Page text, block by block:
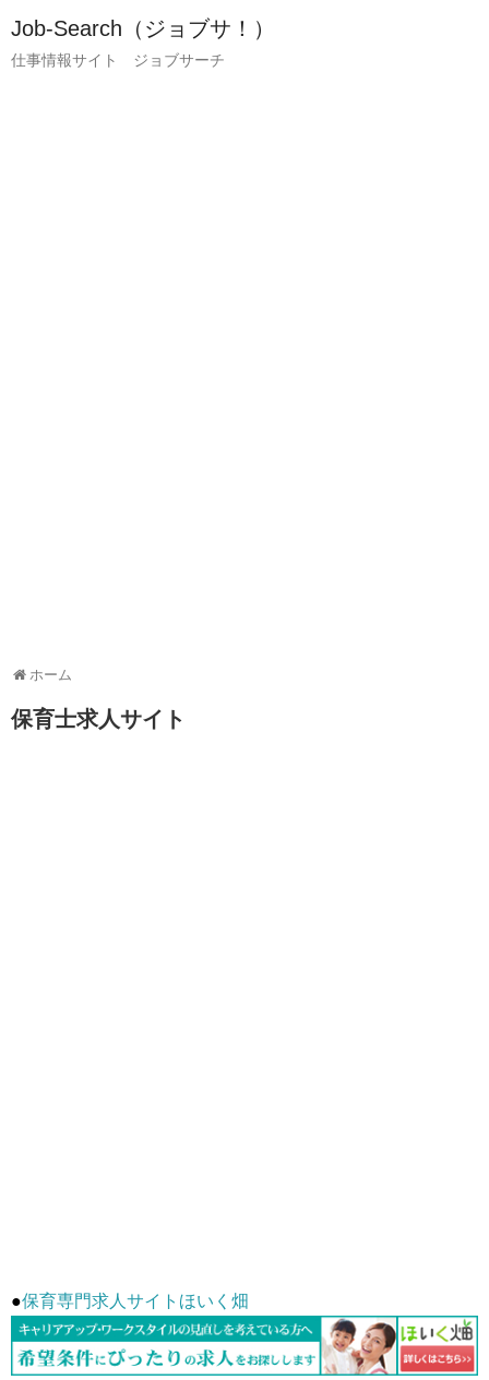
Job-Search（ジョブサ！）
仕事情報サイト ジョブサーチ
ホーム
保育士求人サイト
●保育専門求人サイトほいく畑